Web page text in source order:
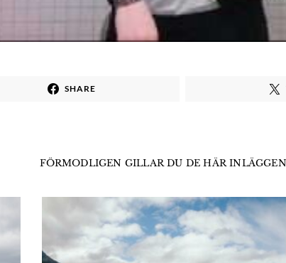
SHARE
FÖRMODLIGEN GILLAR DU DE HÄR